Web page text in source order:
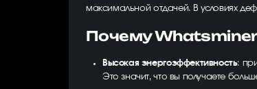
максимальной отдачей. В условиях
Почему
Высокая энергоэффективность:
Это значит, что вы получаете